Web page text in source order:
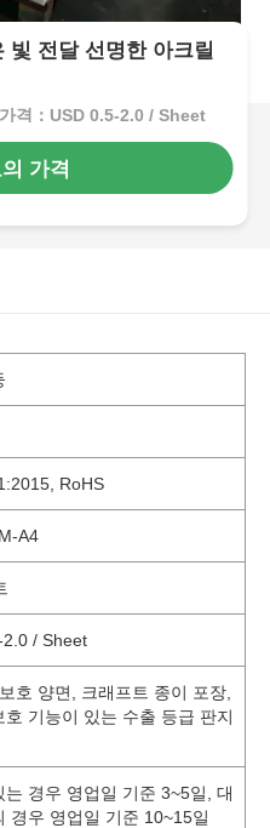
빛 전달 선명한 아크릴
가격：USD 0.5-2.0 / Sheet
가격
RoHS
A4
2.0 / Sheet
호 양면, 크래프트 종이 포장,
호 기능이 있는 수출 등급 판지
는 경우 영업일 기준 3~5일, 대
경우 영업일 기준 10~15일